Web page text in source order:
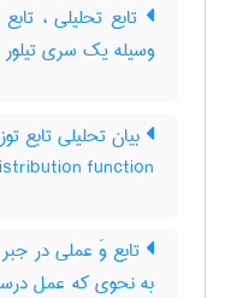
تابع تحلیلی ،
وسیله یک سری
بیان تحلیلی تابع
function